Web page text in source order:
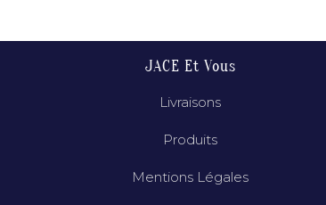
JACE Et Vous
Livraisons
Produits
Mentions Légales